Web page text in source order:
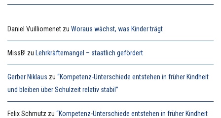
Daniel Vuilliomenet zu Woraus wächst, was Kinder trägt
MissB! zu Lehrkräftemangel – staatlich gefördert
Gerber Niklaus zu “Kompetenz-Unterschiede entstehen in früher Kindheit
und bleiben über Schulzeit relativ stabil”
Felix Schmutz zu “Kompetenz-Unterschiede entstehen in früher Kindheit